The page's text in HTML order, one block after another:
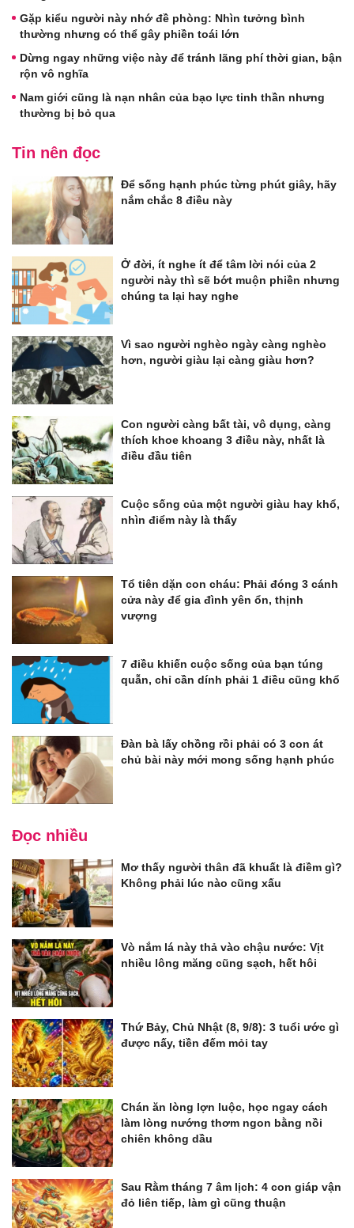
Gặp kiểu người này nhớ đề phòng: Nhìn tưởng bình
thường nhưng có thể gây phiền toái lớn
Dừng ngay những việc này để tránh lãng phí thời gian, bận
rộn vô nghĩa
Nam giới cũng là nạn nhân của bạo lực tinh thần nhưng
thường bị bỏ qua
Tin nên đọc
Để sống hạnh phúc từng phút giây, hãy
nắm chắc 8 điều này
Ở đời, ít nghe ít để tâm lời nói của 2
người này thì sẽ bớt muộn phiền nhưng
chúng ta lại hay nghe
Vì sao người nghèo ngày càng nghèo
hơn, người giàu lại càng giàu hơn?
Con người càng bất tài, vô dụng, càng
thích khoe khoang 3 điều này, nhất là
điều đầu tiên
Cuộc sống của một người giàu hay khổ,
nhìn điểm này là thấy
Tổ tiên dặn con cháu: Phải đóng 3 cánh
cửa này để gia đình yên ổn, thịnh
vượng
7 điều khiến cuộc sống của bạn túng
quẫn, chỉ cần dính phải 1 điều cũng khổ
Đàn bà lấy chồng rồi phải có 3 con át
chủ bài này mới mong sống hạnh phúc
Đọc nhiều
Mơ thấy người thân đã khuất là điềm gì?
Không phải lúc nào cũng xấu
Vò nắm lá này thả vào chậu nước: Vịt
nhiều lông măng cũng sạch, hết hôi
Thứ Bảy, Chủ Nhật (8, 9/8): 3 tuổi ước gì
được nấy, tiền đếm mỏi tay
Chán ăn lòng lợn luộc, học ngay cách
làm lòng nướng thơm ngon bằng nồi
chiên không dầu
Sau Rằm tháng 7 âm lịch: 4 con giáp vận
đỏ liên tiếp, làm gì cũng thuận